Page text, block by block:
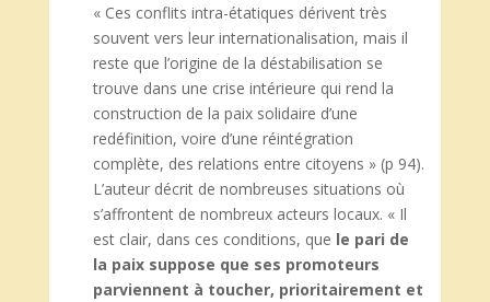
« Ces conflits intra-étatiques dérivent très
souvent vers leur internationalisation, mais il
reste que l’origine de la déstabilisation se
trouve dans une crise intérieure qui rend la
construction de la paix solidaire d’une
redéfinition, voire d’une réintégration
complète, des relations entre citoyens » (p 94).
L’auteur décrit de nombreuses situations où
s’affrontent de nombreux acteurs locaux. « Il
est clair, dans ces conditions, que le pari de
la paix suppose que ses promoteurs
parviennent à toucher, prioritairement et